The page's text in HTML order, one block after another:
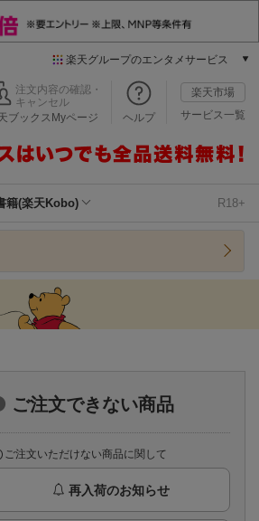
楽天グループのエンタメサービス
本/ゲーム/CD/DVD
楽天ブックス
楽天Kobo
楽天チケット
エンタメニュース
推し楽
注文内容の確認・
キャンセル
ブックスMyページ
ヘルプ
楽天市場
サービス一覧
籍(楽天Kobo) R18+
ご注文できない商品
ご注文いただけない商品に関して
再入荷のお知らせ